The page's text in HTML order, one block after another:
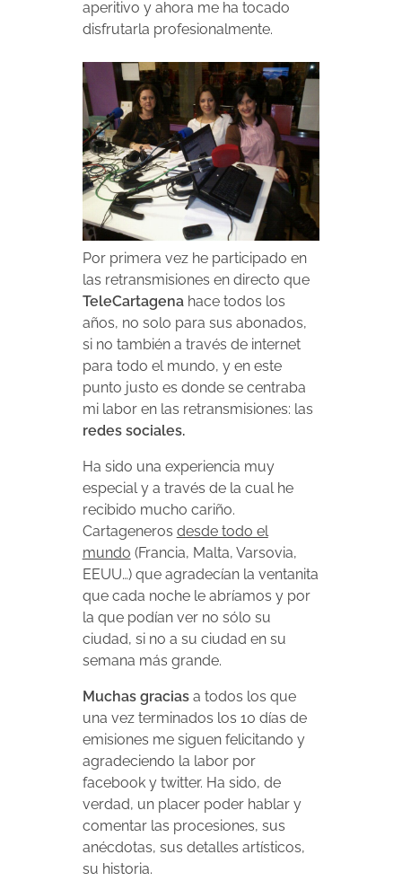
aperitivo y ahora me ha tocado
disfrutarla profesionalmente.
Por primera vez he participado en
las retransmisiones en directo que
TeleCartagenahace todos los
años, no solo para sus abonados,
si no también a través de internet
para todo el mundo, y en este
punto justo es donde se centraba
mi labor en las retransmisiones: las
redes sociales.
Ha sido una experiencia muy
especial y a través de la cual he
recibido mucho cariño.
Cartageneros desde todo el
mundo (Francia, Malta, Varsovia,
EEUU…) que agradecían la ventanita
que cada noche le abríamos y por
la que podían ver no sólo su
ciudad, si no a su ciudad en su
semana más grande.
Muchas graciasa todos los que
una vez terminados los 10 días de
emisiones me siguen felicitando y
agradeciendo la labor por
facebook y twitter. Ha sido, de
verdad, un placer poder hablar y
comentar las procesiones, sus
anécdotas, sus detalles artísticos,
su historia.